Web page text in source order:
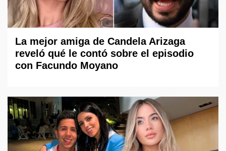
La mejor amiga de Candela Arizaga
reveló qué le contó sobre el episodio
con Facundo Moyano